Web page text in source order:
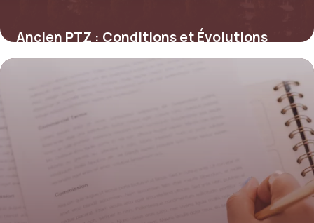
Ancien PTZ : Conditions et Évolutions
4 juin 2026